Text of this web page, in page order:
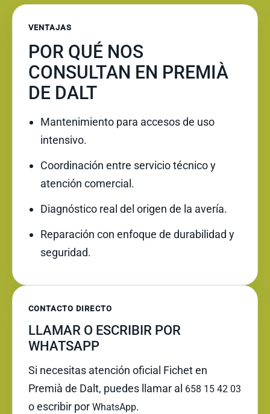
VENTAJAS
POR QUÉ NOS
CONSULTAN EN PREMIÀ
DE DALT
Mantenimiento para accesos de uso
intensivo.
Coordinación entre servicio técnico y
atención comercial.
Diagnóstico real del origen de la avería.
Reparación con enfoque de durabilidad y
seguridad.
CONTACTO DIRECTO
LLAMAR O ESCRIBIR POR
WHATSAPP
Si necesitas atención oficial Fichet en
Premià de Dalt, puedes llamar al 658 15 42 03
o escribir por WhatsApp.